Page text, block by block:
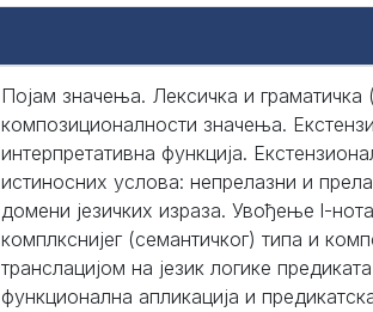
Појам значења. Лексичка и
композиционалности значења.
интерпретативна функција.
истиносних услова: непрелазни и
домени језичких израза. Увођење l-
комплкснијег (семантичког) типа и
транслацијом на језик логике
функционална апликација и